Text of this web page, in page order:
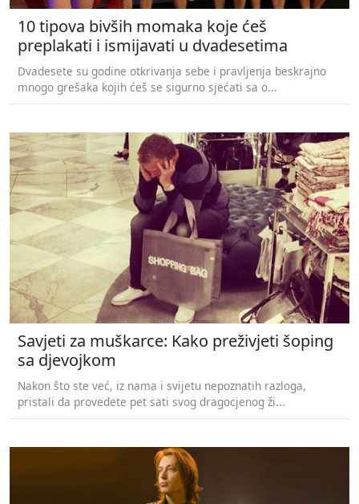
10 tipova bivših momaka koje ćeš
preplakati i ismijavati u dvadesetima
Dvadesete su godine otkrivanja sebe i pravljenja beskrajno
mnogo grešaka kojih ćeš se sigurno sjećati sa o...
Savjeti za muškarce: Kako preživjeti šoping
sa djevojkom
Nakon što ste već, iz nama i svijetu nepoznatih razloga,
pristali da provedete pet sati svog dragocjenog ži...